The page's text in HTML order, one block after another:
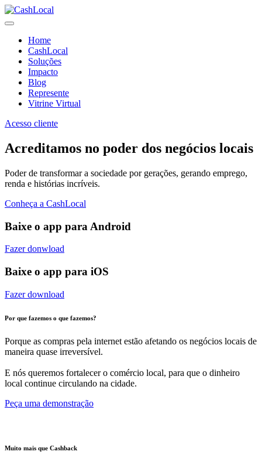
Home
CashLocal
Soluções
Impacto
Blog
Represente
Vitrine Virtual
Acesso cliente
Acreditamos no poder dos negócios locais
Poder de transformar a sociedade por gerações, gerando emprego,
renda e histórias incríveis.
Conheça a CashLocal
Baixe o app para Android
Fazer donwload
Baixe o app para iOS
Fazer download
Por que fazemos o que fazemos?
Porque as compras pela internet estão afetando os negócios locais de
maneira quase irreversível.
E nós queremos fortalecer o comércio local, para que o dinheiro
local continue circulando na cidade.
Peça uma demonstração
Muito mais que Cashback